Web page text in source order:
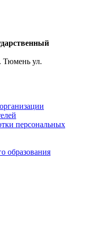
Тюмень ул.
персональных
образования